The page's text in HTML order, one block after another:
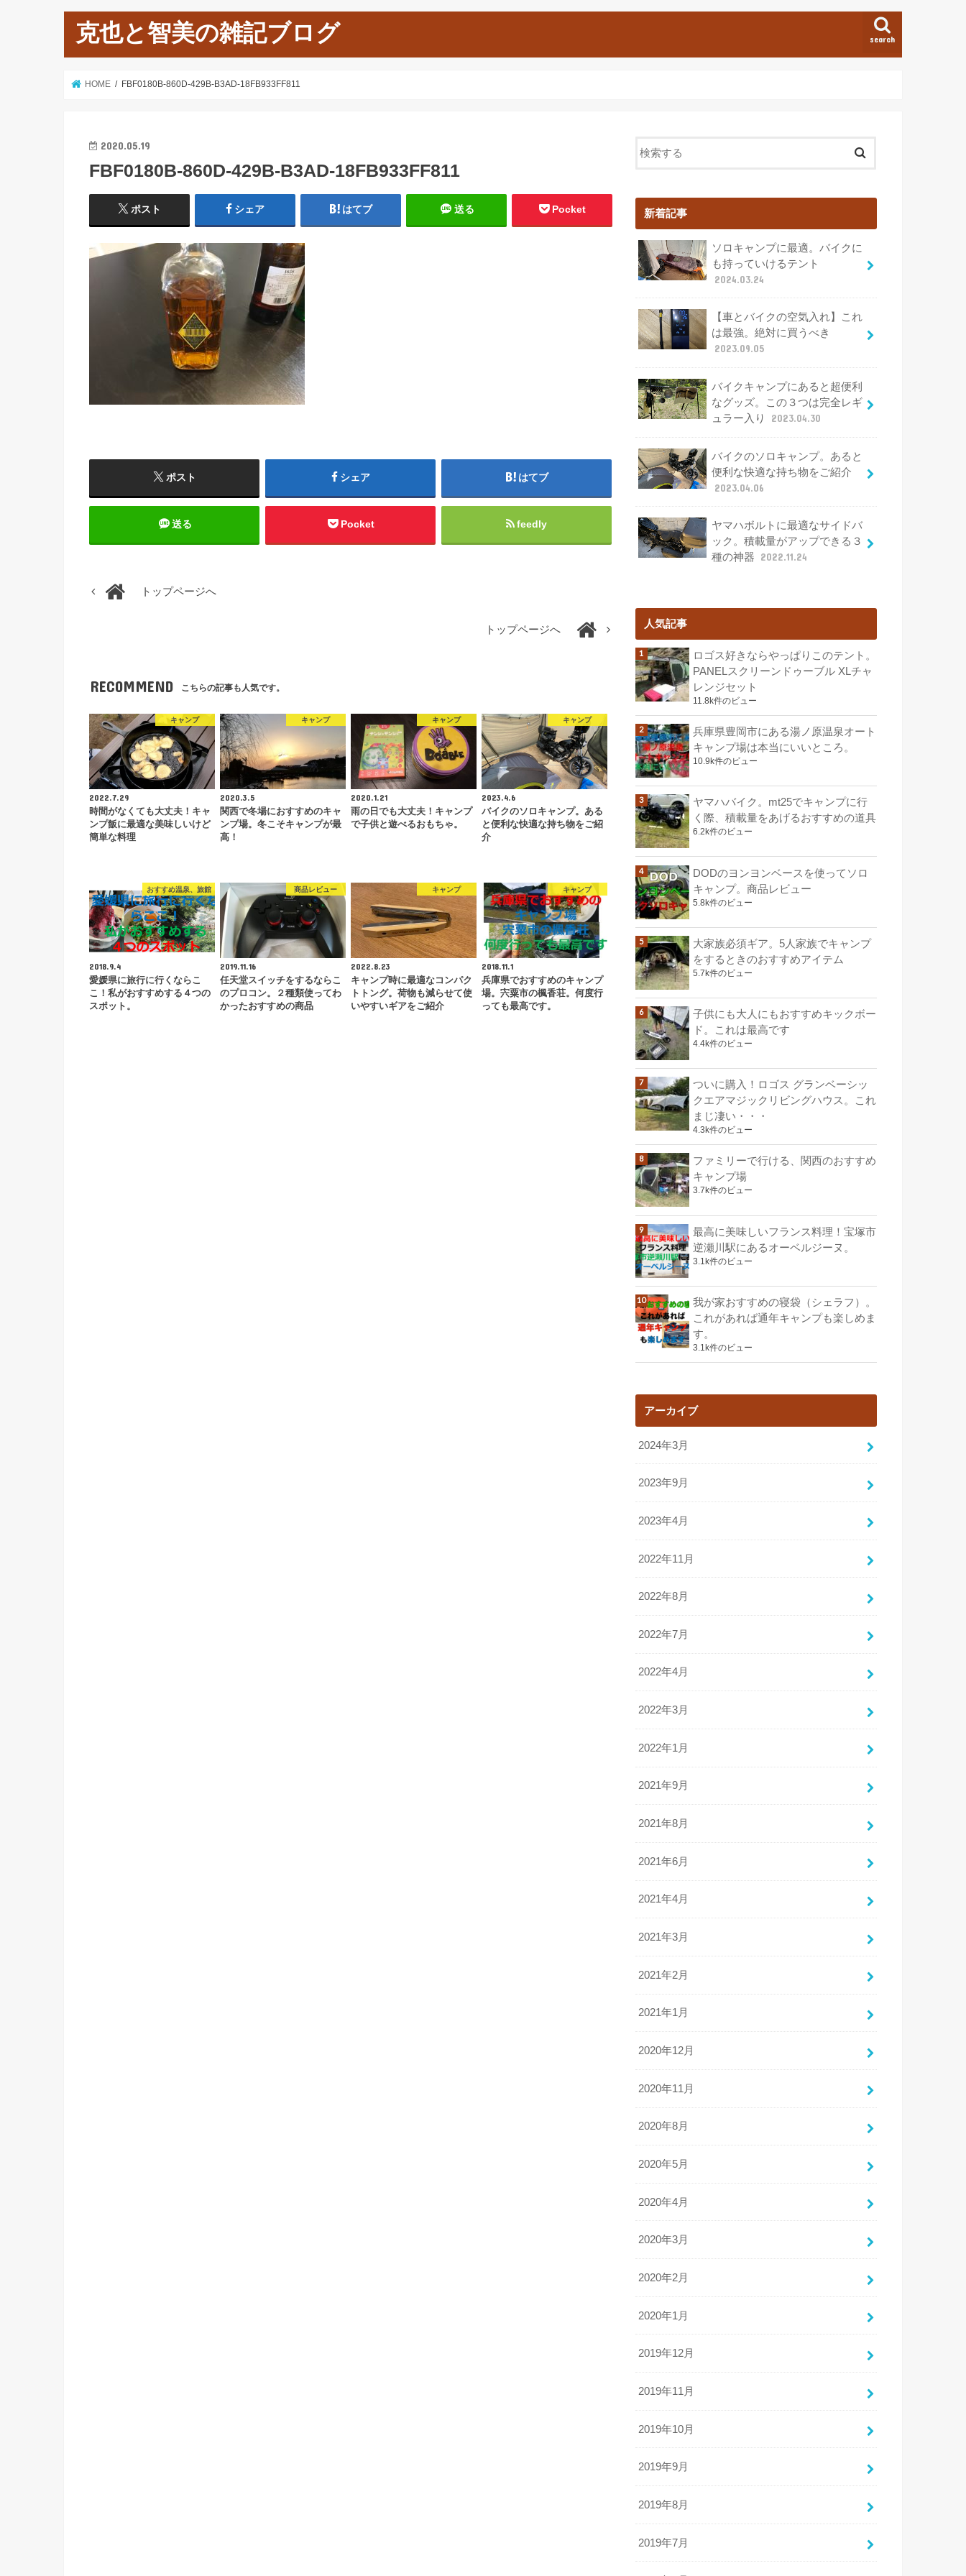
克也と智美の雑記ブログ search
HOME FBF0180B-860D-429B-B3AD-18FB933FF811
2020.05.19
FBF0180B-860D-429B-B3AD-18FB933FF811
ポスト シェア はてブ 送る Pocket
ポスト シェア はてブ
送る Pocket feedly
トップページへ
トップページへ
RECOMMEND こちらの記事も人気です。
キャンプ
2022.7.29
時間がなくても大丈夫！キャ
ンプ飯に最適な美味しいけど
簡単な料理
キャンプ
2020.3.5
関西で冬場におすすめのキャ
ンプ場。冬こそキャンプが最
高！
キャンプ
2020.1.21
雨の日でも大丈夫！キャンプ
で子供と遊べるおもちゃ。
キャンプ
2023.4.6
バイクのソロキャンプ。ある
と便利な快適な持ち物をご紹
介
おすすめ温泉、旅館
2018.9.4
愛媛県に旅行に行くならこ
こ！私がおすすめする４つの
スポット。
商品レビュー
2019.11.16
任天堂スイッチをするならこ
のプロコン。２種類使ってわ
かったおすすめの商品
キャンプ
2022.8.23
キャンプ時に最適なコンパク
トトング。荷物も減らせて使
いやすいギアをご紹介
キャンプ
2018.11.1
兵庫県でおすすめのキャンプ
場。宍粟市の楓香荘。何度行
っても最高です。
新着記事
ソロキャンプに最適。バイクに
も持っていけるテント
2024.03.24
【車とバイクの空気入れ】これ
は最強。絶対に買うべき
2023.09.05
バイクキャンプにあると超便利
なグッズ。この３つは完全レギ
ュラー入り
2023.04.30
バイクのソロキャンプ。あると
便利な快適な持ち物をご紹介
2023.04.06
ヤマハボルトに最適なサイドバ
ック。積載量がアップできる３
種の神器
2022.11.24
人気記事
ロゴス好きならやっぱりこのテント。
PANELスクリーンドゥーブル XLチャ
レンジセット
11.8k件のビュー
兵庫県豊岡市にある湯ノ原温泉オート
キャンプ場は本当にいいところ。
10.9k件のビュー
ヤマハバイク。mt25でキャンプに行
く際、積載量をあげるおすすめの道具
6.2k件のビュー
DODのヨンヨンベースを使ってソロ
キャンプ。商品レビュー
5.8k件のビュー
大家族必須ギア。5人家族でキャンプ
をするときのおすすめアイテム
5.7k件のビュー
子供にも大人にもおすすめキックボー
ド。これは最高です
4.4k件のビュー
ついに購入！ロゴス グランベーシッ
クエアマジックリビングハウス。これ
まじ凄い・・・
4.3k件のビュー
ファミリーで行ける、関西のおすすめ
キャンプ場
3.7k件のビュー
最高に美味しいフランス料理！宝塚市
逆瀬川駅にあるオーベルジーヌ。
3.1k件のビュー
我が家おすすめの寝袋（シェラフ）。
これがあれば通年キャンプも楽しめま
す。
3.1k件のビュー
アーカイブ
2024年3月
2023年9月
2023年4月
2022年11月
2022年8月
2022年7月
2022年4月
2022年3月
2022年1月
2021年9月
2021年8月
2021年6月
2021年4月
2021年3月
2021年2月
2021年1月
2020年12月
2020年11月
2020年8月
2020年5月
2020年4月
2020年3月
2020年2月
2020年1月
2019年12月
2019年11月
2019年10月
2019年9月
2019年8月
2019年7月